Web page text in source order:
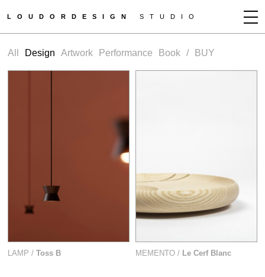
LOUDORDESIGN STUDIO
GET MORE INFO
All Design Artwork Performance Book / BUY
LAMP / Toss B MEMENTO / Le Cerf Blanc